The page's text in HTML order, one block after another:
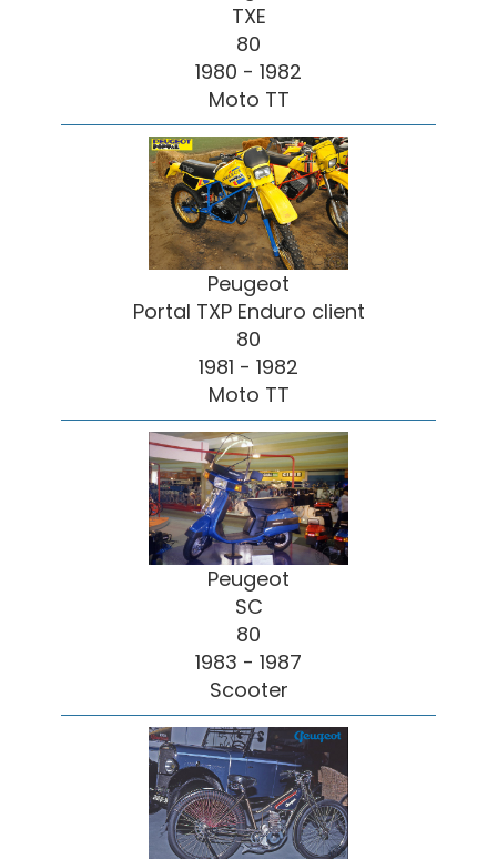
TXE
80
1980 - 1982
Moto TT
Peugeot
Portal TXP Enduro client
80
1981 - 1982
Moto TT
Peugeot
SC
80
1983 - 1987
Scooter